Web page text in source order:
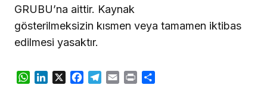
GRUBU’na aittir. Kaynak
gösterilmeksizin kısmen veya tamamen iktibas
edilmesi yasaktır.
WhatsApp
LinkedIn
X Facebook
Telegram
Email Print